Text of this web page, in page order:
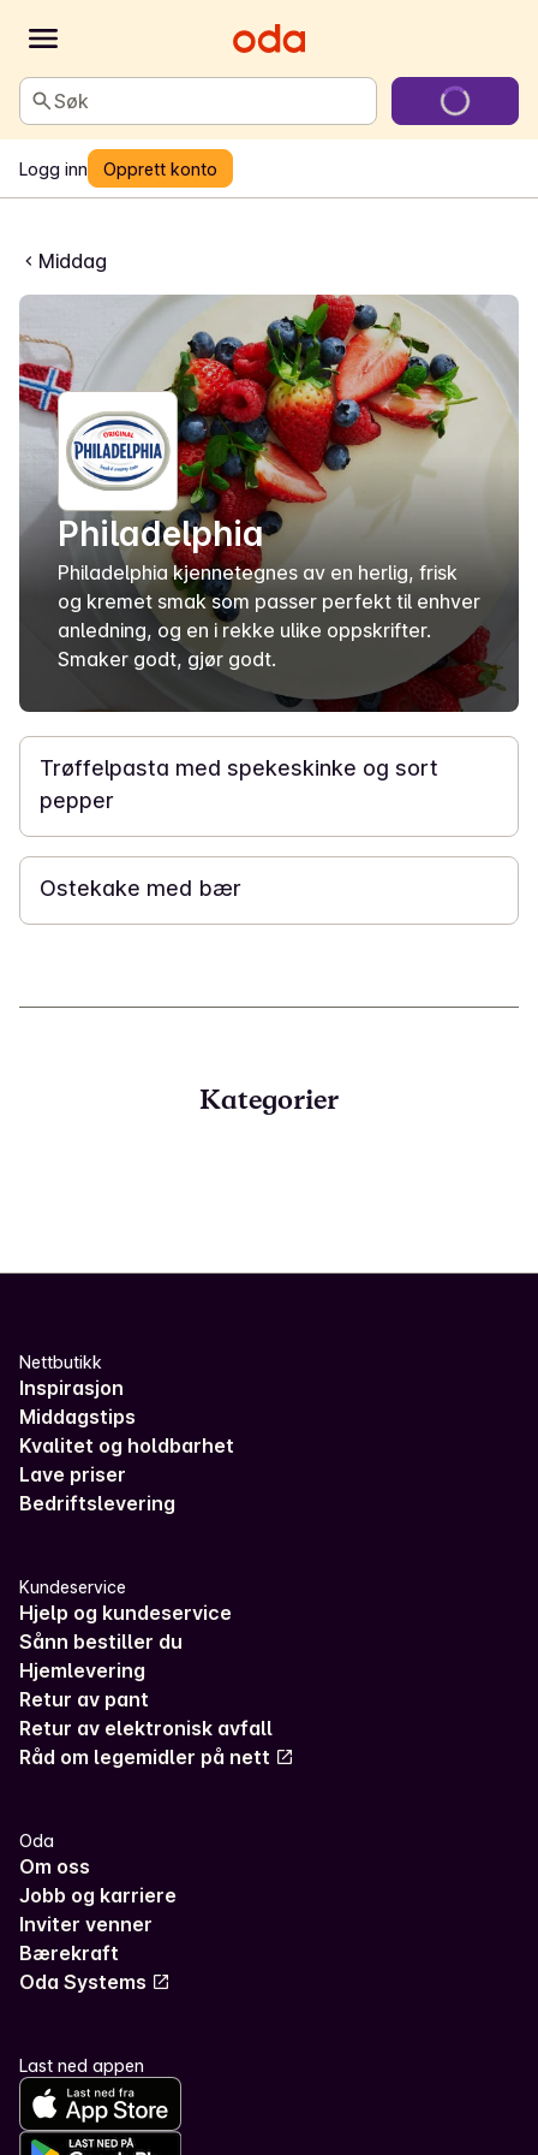
Søk
Logg inn Opprett konto
Middag
Philadelphia
Philadelphia kjennetegnes av en herlig, frisk
og kremet smak som passer perfekt til enhver
anledning, og en i rekke ulike oppskrifter.
Smaker godt, gjør godt.
20 min
Trøffelpasta med spekeskinke og sort
pepper
12 t 40 min
Ostekake med bær
Kategorier
Nettbutikk
Inspirasjon
Middagstips
Kvalitet og holdbarhet
Lave priser
Bedriftslevering
Kundeservice
Hjelp og kundeservice
Sånn bestiller du
Hjemlevering
Retur av pant
Retur av elektronisk avfall
Råd om legemidler på nett
Oda
Om oss
Jobb og karriere
Inviter venner
Bærekraft
Oda Systems
Last ned appen